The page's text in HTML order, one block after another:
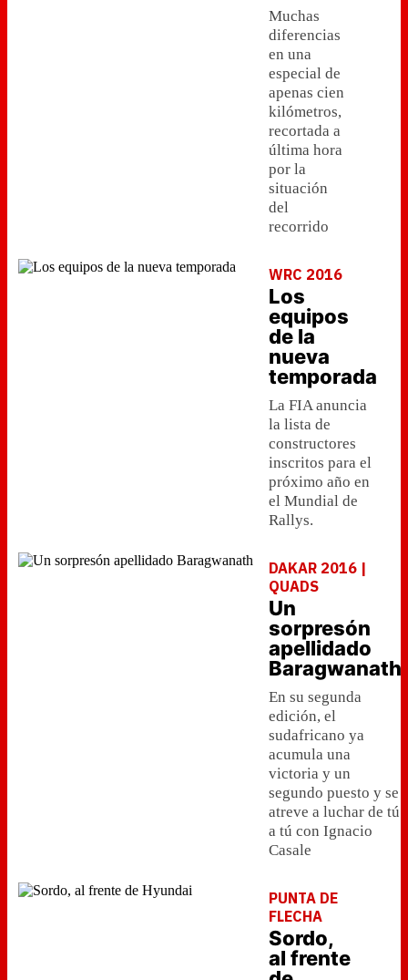
Muchas
diferencias
en una
especial de
apenas cien
kilómetros,
recortada a
última hora
por la
situación
del
recorrido
WRC 2016
Los
equipos
de la
nueva
temporada
La FIA anuncia
la lista de
constructores
inscritos para el
próximo año en
el Mundial de
Rallys.
DAKAR 2016 |
QUADS
Un
sorpresón
apellidado
Baragwanath
En su segunda
edición, el
sudafricano ya
acumula una
victoria y un
segundo puesto y se
atreve a luchar de tú
a tú con Ignacio
Casale
PUNTA DE
FLECHA
Sordo,
al frente